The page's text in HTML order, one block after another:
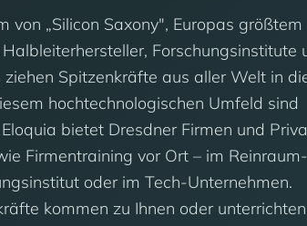
von „Silicon Saxony", Europas größtem
Forschungsinstitute
Spitzenkräfte aus aller Welt in
hochtechnologischen Umfeld sind
bietet Dresdner Firmen und
Firmentraining vor Ort – im
oder im Tech-Unternehmen.
kommen zu Ihnen oder